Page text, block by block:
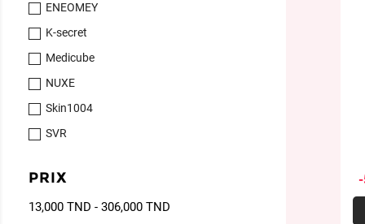
ENEOMEY
K-secret
Medicube
NUXE
Skin1004
SVR
PRIX
13,000 TND - 306,000 TND